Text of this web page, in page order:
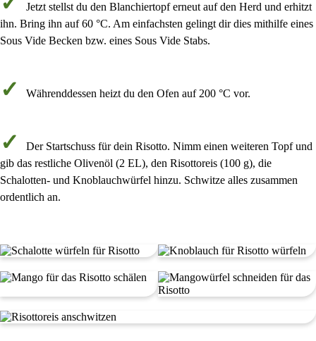
Jetzt stellst du den Blanchiertopferneut auf den Herd und erhitzt
ihn. Bring ihn auf60 °C. Am einfachsten gelingt dir dies mithilfe eines
Sous Vide Becken bzw. eines Sous Vide Stabs.
Währenddessen heizt du den Ofen auf 200 °C vor.
Der Startschuss für dein Risotto. Nimm einen weiteren Topf und
gib das restliche Olivenöl (2 EL), den Risottoreis (100 g), die
Schalotten- und Knoblauchwürfel hinzu. Schwitze alles zusammen
ordentlich an.